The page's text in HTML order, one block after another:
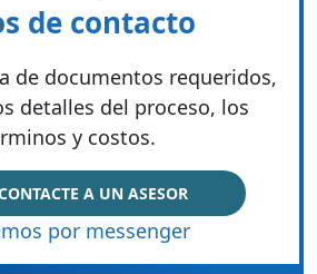
de contacto
de documentos requeridos,
detalles del proceso, los
y costos.
A UN ASESOR
por messenger